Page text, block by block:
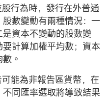
行為時，發行在外普通
數變動有兩種情況：一
資本不變動的股數變
計算加權平均數；資本
。
能為非報告區貨幣，在
同匯率選取將導致結果